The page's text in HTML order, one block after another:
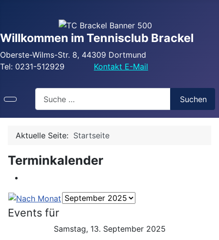
Willkommen im Tennisclub Brackel
Oberste-Wilms-Str. 8, 44309 Dortmund
Tel: 0231-512929
Kontakt E-Mail
Suchen
Aktuelle Seite: Startseite
Terminkalender
Events für
Samstag, 13. September 2025